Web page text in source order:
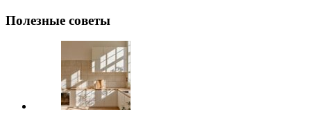
Полезные советы